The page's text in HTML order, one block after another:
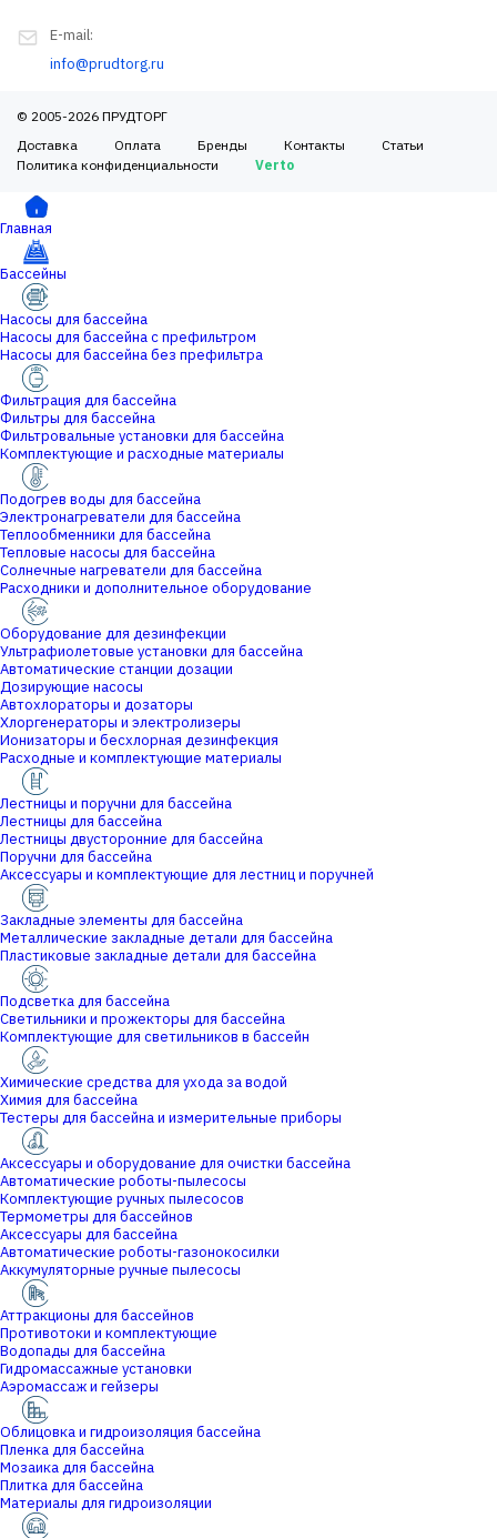
E-mail:
info@prudtorg.ru
© 2005-2026 ПРУДТОРГ
Доставка
Оплата Бренды Контакты
Статьи
Политика конфиденциальности
Verto
Главная
Бассейны
Насосы для бассейна
Насосы для бассейна с префильтром
Насосы для бассейна без префильтра
Фильтрация для бассейна
Фильтры для бассейна
Фильтровальные установки для бассейна
Комплектующие и расходные материалы
Подогрев воды для бассейна
Электронагреватели для бассейна
Теплообменники для бассейна
Тепловые насосы для бассейна
Солнечные нагреватели для бассейна
Расходники и дополнительное оборудование
Оборудование для дезинфекции
Ультрафиолетовые установки для бассейна
Автоматические станции дозации
Дозирующие насосы
Автохлораторы и дозаторы
Хлоргенераторы и электролизеры
Ионизаторы и бесхлорная дезинфекция
Расходные и комплектующие материалы
Лестницы и поручни для бассейна
Лестницы для бассейна
Лестницы двусторонние для бассейна
Поручни для бассейна
Аксессуары и комплектующие для лестниц и поручней
Закладные элементы для бассейна
Металлические закладные детали для бассейна
Пластиковые закладные детали для бассейна
Подсветка для бассейна
Светильники и прожекторы для бассейна
Комплектующие для светильников в бассейн
Химические средства для ухода за водой
Химия для бассейна
Тестеры для бассейна и измерительные приборы
Аксессуары и оборудование для очистки бассейна
Автоматические роботы-пылесосы
Комплектующие ручных пылесосов
Термометры для бассейнов
Аксессуары для бассейна
Автоматические роботы-газонокосилки
Аккумуляторные ручные пылесосы
Аттракционы для бассейнов
Противотоки и комплектующие
Водопады для бассейна
Гидромассажные установки
Аэромассаж и гейзеры
Облицовка и гидроизоляция бассейна
Пленка для бассейна
Мозаика для бассейна
Плитка для бассейна
Материалы для гидроизоляции